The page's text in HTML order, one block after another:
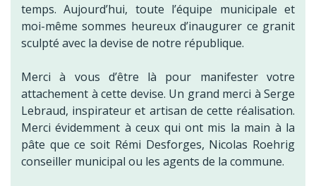
temps. Aujourd’hui, toute l’équipe municipale et
moi-même sommes heureux d’inaugurer ce granit
sculpté avec la devise de notre république.
Merci à vous d’être là pour manifester votre
attachement à cette devise. Un grand merci à Serge
Lebraud, inspirateur et artisan de cette réalisation.
Merci évidemment à ceux qui ont mis la main à la
pâte que ce soit Rémi Desforges, Nicolas Roehrig
conseiller municipal ou les agents de la commune.